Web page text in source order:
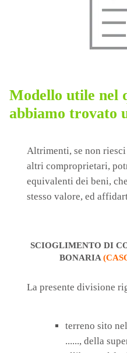
Modello utile nel
abbiamo trovato
Altrimenti, se non
altri comproprietari,
equivalenti dei beni,
stesso valore, ed
SCIOGLIMENTO DI
BONARIA
La presente divisione
terreno sito
......, della